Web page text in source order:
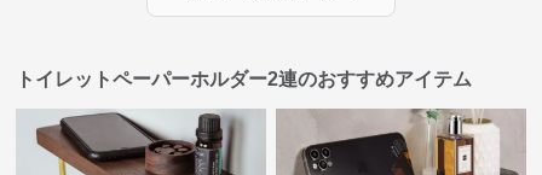
トイレットペーパーホルダー2連のおすすめアイテム